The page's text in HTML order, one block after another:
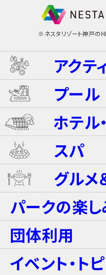
※ネスタリゾート神戸の
アクテ
ネスタ･バギーツ
ライジング・バ
ライジング・バギ
キャンディー・カ
ブラスター・バト
プール
ウォータースライ
プール
屋内キッズプール
レンタル席
ホテル
ホテル ザ・ネスタ
グランピングキャ
プレミアテラス
メゾネットスイ
スパ
温泉
岩盤浴（着衣サウ
お食事
グルメ
ホテルブッフェ(
ALL DAY
パークの楽
【団体向け！】労
ントプラン
団体利用
イベント・ト